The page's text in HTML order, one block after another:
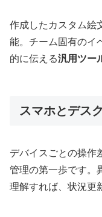
作成したカスタム絵
能。チーム固有のイ
的に伝える汎用ツー
スマホとデス
デバイスごとの操作
管理の第一歩です。
理解すれば、状況更